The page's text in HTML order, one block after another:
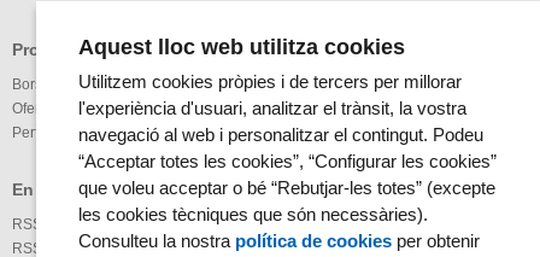
Professionals
Borsa de treball
Oferta Pública
Perfil del Contractant
En xarxa
RSS Notícies
RSS Agenda
Altres
Enllaços
Nota Legal
Mapa Web
Accessibilitat
Glossari
Aquest lloc web utilitza cookies
Utilitzem cookies pròpies i de tercers per millorar
l'experiència d'usuari, analitzar el trànsit, la vostra
navegació al web i personalitzar el contingut. Podeu
“Acceptar totes les cookies”, “Configurar les cookies”
que voleu acceptar o bé “Rebutjar-les totes” (excepte
les cookies tècniques que són necessàries).
Consulteu la nostra política de cookies per obtenir